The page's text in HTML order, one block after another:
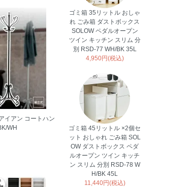
ゴミ箱 35リットル おしゃ
れ ごみ箱 ダストボックス
SOLOW ペダルオープン
ツイン キッチン スリム 分
別 RSD-77 WH/BK 35L
4,950円(税込)
ゴミ箱 45リットル ×2個セ
ット おしゃれ ごみ箱 SOL
OW ダストボックス ペダ
ルオープン ツイン キッチ
ン スリム 分別 RSD-78 W
H/BK 45L
11,440円(税込)
イアン コートハン
WH